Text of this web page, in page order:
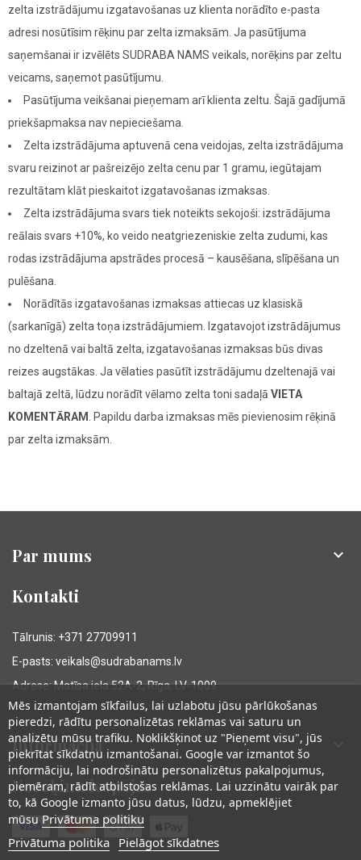
zelta izstrādājumu izgatavošanas uz klienta norādīto e-pasta
adresi nosūtīsim rēķinu par zelta izmaksām. Ja pasūtījuma
saņemšanai ir izvēlēts SUDRABA NAMS veikals, norēķins par zeltu
veicams, saņemot pasūtījumu.
Pasūtījuma veikšanai pieņemam arī klienta zeltu. Šajā gadījumā
priekšapmaksa nav nepieciešama.
Zelta izstrādājuma aptuvenā cena veidojas, zelta izstrādājuma
svaru reizinot ar pašreizējo zelta cenu par 1 gramu, iegūtajam
rezultātam klāt pieskaitot izgatavošanas izmaksas.
Zelta izstrādājuma svars tiek noteikts sekojoši: izstrādājuma
reālais svars +10%, ko veido neatgriezeniskie zelta zudumi, kas
rodas izstrādājuma apstrādes procesā – kausēšana, slīpēšana un
pulēšana.
Norādītās izgatavošanas izmaksas attiecas uz klasiskā
(sarkanīgā) zelta toņa izstrādājumiem. Izgatavojot izstrādājumus
no dzeltenā vai baltā zelta, izgatavošanas izmaksas būs divas
reizes augstākas. Ja vēlaties pasūtīt izstrādājumu dzeltenajā vai
baltajā zeltā, lūdzu norādīt vēlamo zelta toni sadaļā VIETA
KOMENTĀRAM . Papildu darba izmaksas mēs pievienosim rēķinā
par zelta izmaksām.
Par mums 
Kontakti
Tālrunis: +371 27709911
E-pasts: veikals@sudrabanams.lv
Adrese: Matīsa iela 52A-2, Rīga, LV-1009
Informācija
Norēķinu iespējas
Mēs izmantojam sīkfailus, lai uzlabotu jūsu pārlūkošanas
pieredzi, rādītu personalizētas reklāmas vai saturu un
analizētu mūsu trafiku. Noklikšķinot uz "Pieņemt visu", jūs
piekrītat sīkdatņu izmantošanai. Google var izmantot šo
informāciju, lai nodrošinātu personalizētus pakalpojumus,
piemēram, rādīt atbilstošas reklāmas. Lai uzzinātu vairāk par
to, kā Google izmanto jūsu datus, lūdzu, apmeklējiet
mūsu Privātuma politiku
Privātuma politika Pielāgot sīkdatnes